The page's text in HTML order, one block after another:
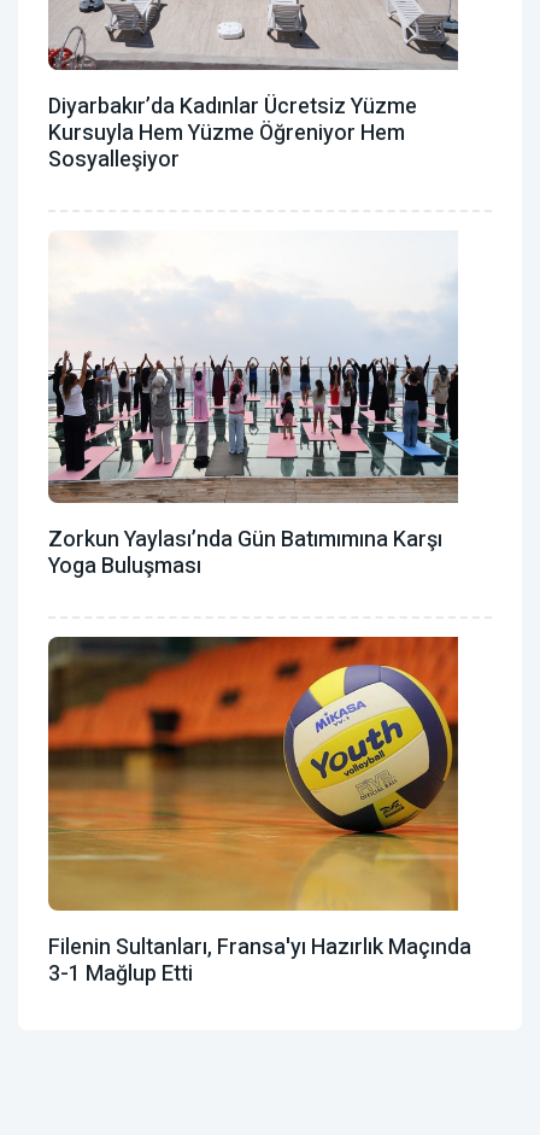
Diyarbakır’da Kadınlar Ücretsiz Yüzme
Kursuyla Hem Yüzme Öğreniyor Hem
Sosyalleşiyor
Zorkun Yaylası’nda Gün Batımımına Karşı
Yoga Buluşması
Filenin Sultanları, Fransa'yı Hazırlık Maçında
3-1 Mağlup Etti